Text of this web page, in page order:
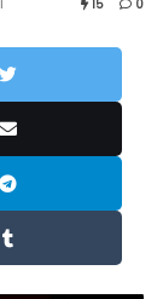
15 0